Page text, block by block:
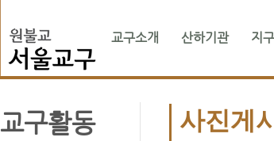
교구소개 산하기관 지
교구활동 사진게